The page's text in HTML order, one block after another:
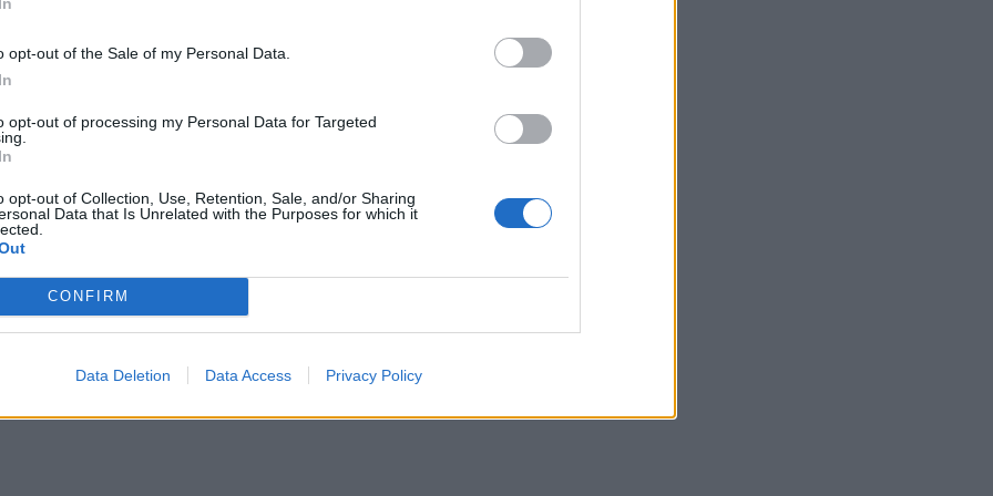
opt-out of the Sale of my Personal Data.
opt-out of processing my Personal Data for Targeted
opt-out of Collection, Use, Retention, Sale, and/or Sharing
Data that Is Unrelated with the Purposes for which it
CONFIRM
Data Deletion Data Access Privacy Policy
να μην εξηγεί απόλυτα τη μείωση στις
ερευνών της SignalFire αναφέρει ότι
σημαντικό παράγοντα.
ευάλωτες στην αυτοματοποίηση, καθώς
ρίσκου εργασίες που η γενετική AI μπορεί